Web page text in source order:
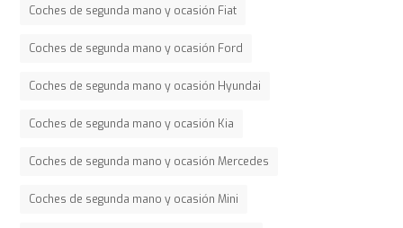
Coches de segunda mano y ocasión Fiat
Coches de segunda mano y ocasión Ford
Coches de segunda mano y ocasión Hyundai
Coches de segunda mano y ocasión Kia
Coches de segunda mano y ocasión Mercedes
Coches de segunda mano y ocasión Mini